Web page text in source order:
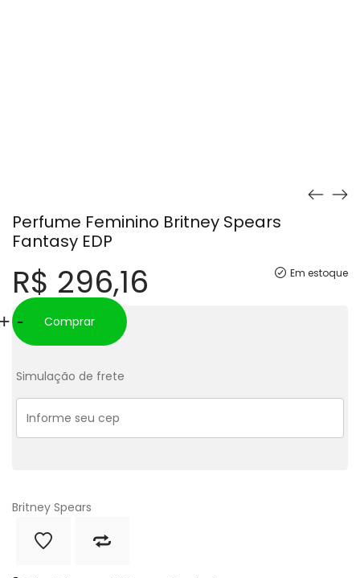
Perfume Feminino Britney Spears
Fantasy EDP
Em estoque
R$ 296,16
-
Perfume
Feminino
Fantasy
Comprar
Simulação de frete
Britney Spears